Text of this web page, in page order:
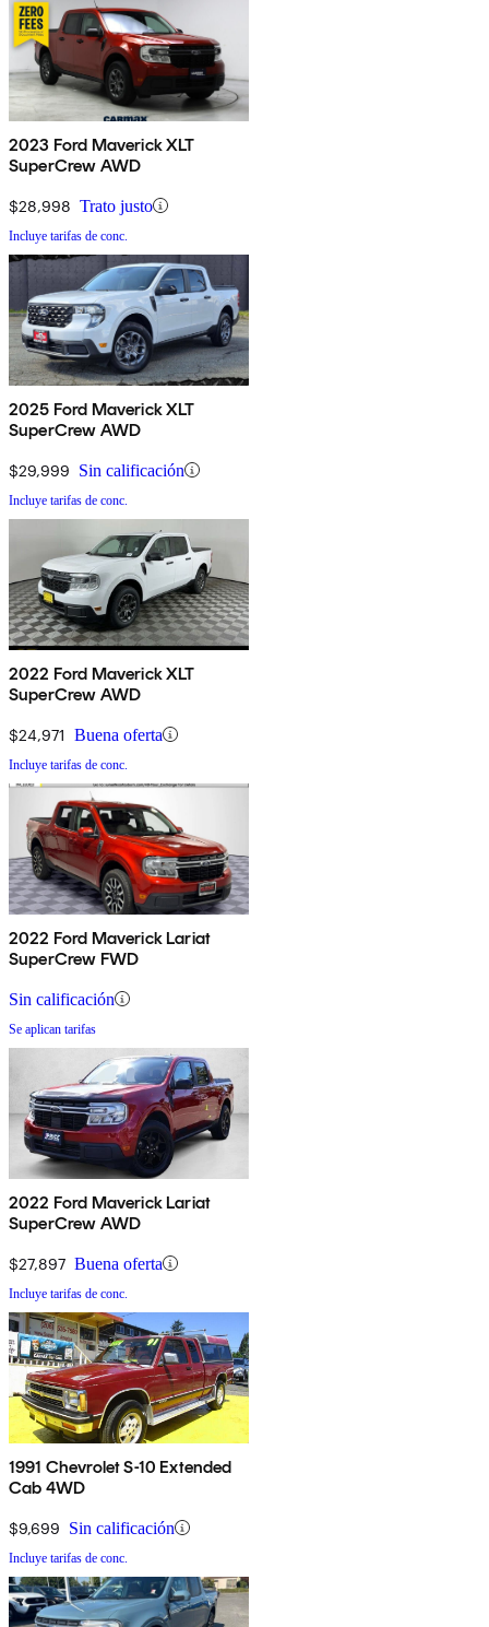
2023 Ford Maverick XLT
SuperCrew AWD
$28,998 Trato justo
Incluye tarifas de conc.
2025 Ford Maverick XLT
SuperCrew AWD
$29,999 Sin calificación
Incluye tarifas de conc.
2022 Ford Maverick XLT
SuperCrew AWD
$24,971 Buena oferta
Incluye tarifas de conc.
2022 Ford Maverick Lariat
SuperCrew FWD
Sin calificación
Se aplican tarifas
2022 Ford Maverick Lariat
SuperCrew AWD
$27,897 Buena oferta
Incluye tarifas de conc.
1991 Chevrolet S-10 Extended
Cab 4WD
$9,699 Sin calificación
Incluye tarifas de conc.